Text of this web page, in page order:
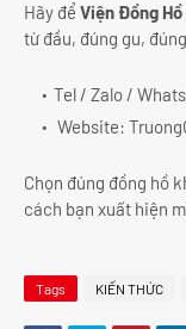
Hãy để Viện Đồng
từ đầu, đúng gu,
Tel / Zalo /
Website:
Chọn đúng đồng hồ
cách bạn xuất hiện
Tags KIẾN THỨC